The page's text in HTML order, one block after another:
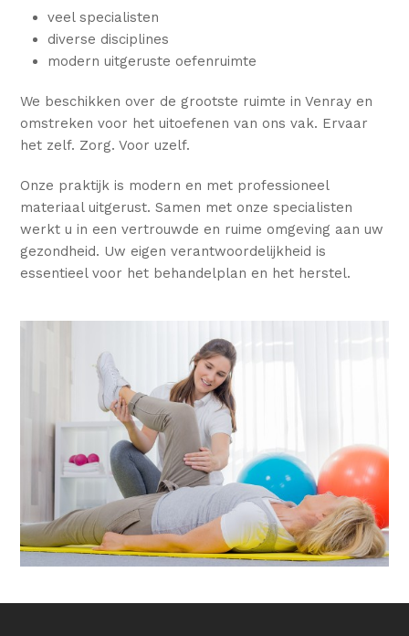
veel specialisten
diverse disciplines
modern uitgeruste oefenruimte
We beschikken over de grootste ruimte in Venray en
omstreken voor het uitoefenen van ons vak. Ervaar
het zelf. Zorg. Voor uzelf.
Onze praktijk is modern en met professioneel
materiaal uitgerust. Samen met onze specialisten
werkt u in een vertrouwde en ruime omgeving aan uw
gezondheid. Uw eigen verantwoordelijkheid is
essentieel voor het behandelplan en het herstel.